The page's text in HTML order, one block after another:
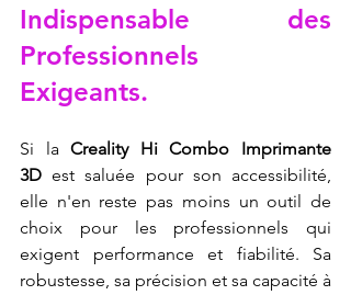
Indispensable des
Professionnels
Exigeants.
Si la Creality Hi Combo Imprimante
3D est saluée pour son accessibilité,
elle n'en reste pas moins un outil de
choix pour les professionnels qui
exigent performance et fiabilité. Sa
robustesse, sa précision et sa capacité à